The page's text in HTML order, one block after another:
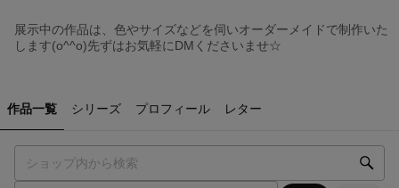
展示中の作品は、色やサイズなどを伺いオーダーメイドで制作いた
します(o^^o)先ずはお気軽にDMくださいませ☆
作品一覧 シリーズ プロフィール レター